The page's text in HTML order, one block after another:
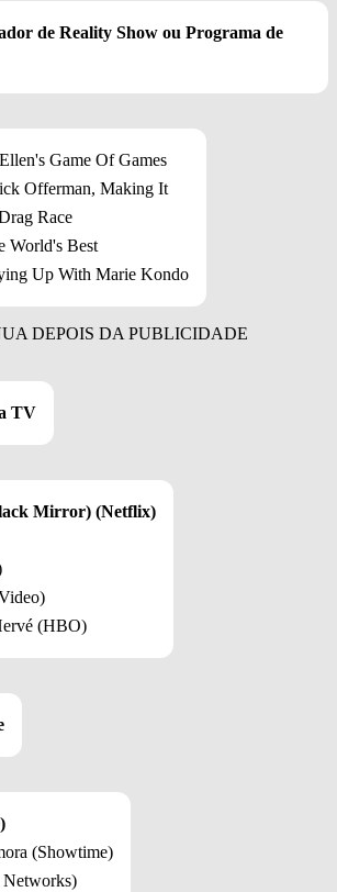
de Reality Show ou Programa de
Game Of Games
Offerman, Making It
Race
World's Best
Up With Marie Kondo
TV
Mirror) (Netflix)
(HBO)
(Showtime)
Networks)